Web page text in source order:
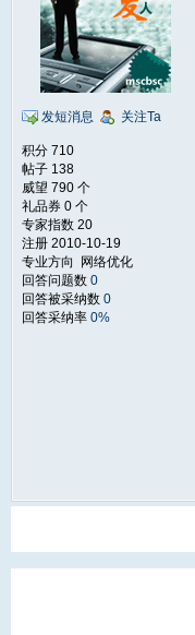
发短消息 关注Ta
积分 710
帖子 138
威望 790 个
礼品券 0 个
专家指数 20
注册 2010-10-19
专业方向 网络优化
回答问题数 0
回答被采纳数 0
回答采纳率 0%